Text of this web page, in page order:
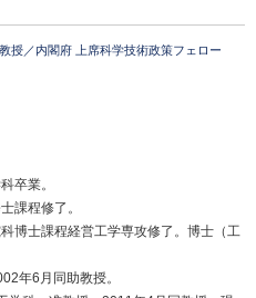
授／内閣府 上席科学技術政策フェロー
卒業。
課程修了。
博士課程経営工学専攻修了。博士（工
年6月同助教授。